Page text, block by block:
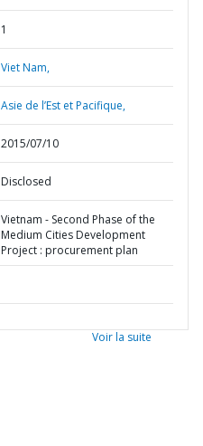
1
Viet Nam,
Asie de l’Est et Pacifique,
2015/07/10
Disclosed
Vietnam - Second Phase of the
Medium Cities Development
Project : procurement plan
Voir la suite